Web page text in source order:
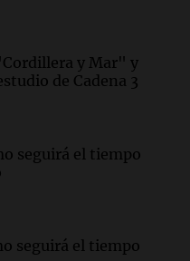
y Mar" y
de Cadena 3
seguirá el tiempo
seguirá el tiempo